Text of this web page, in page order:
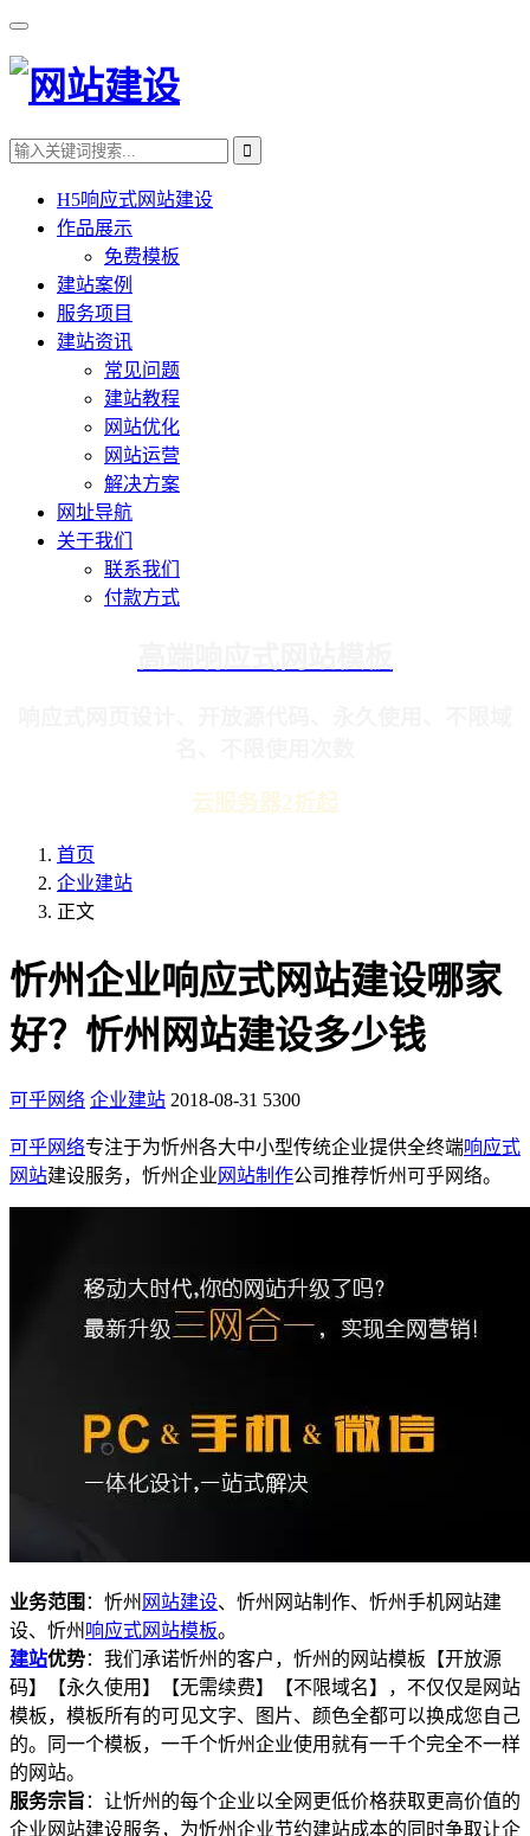
H5响应式网站建设
作品展示
免费模板
建站案例
服务项目
建站资讯
常见问题
建站教程
网站优化
网站运营
解决方案
网址导航
关于我们
联系我们
付款方式
云服务器2折起
首页
企业建站
正文
忻州企业响应式网站建设哪家
好？忻州网站建设多少钱
可乎网络 企业建站 2018-08-31 5300
可乎网络专注于为忻州各大中小型传统企业提供全终端响应式
网站建设服务，忻州企业 网站制作公司推荐忻州可乎网络。
业务范围 ：忻州 网站建设、忻州网站制作、忻州手机网站建
设、忻州 响应式网站模板。
建站优势：我们承诺忻州的客户，忻州的网站模板【开放源
码】【永久使用】【无需续费】【不限域名】，不仅仅是网站
模板，模板所有的可见文字、图片、颜色全都可以换成您自己
的。同一个模板，一千个忻州企业使用就有一千个完全不一样
的网站。
服务宗旨 ：让忻州的每个企业以全网更低价格获取更高价值的
企业网站建设服务，为忻州企业节约建站成本的同时争取让企